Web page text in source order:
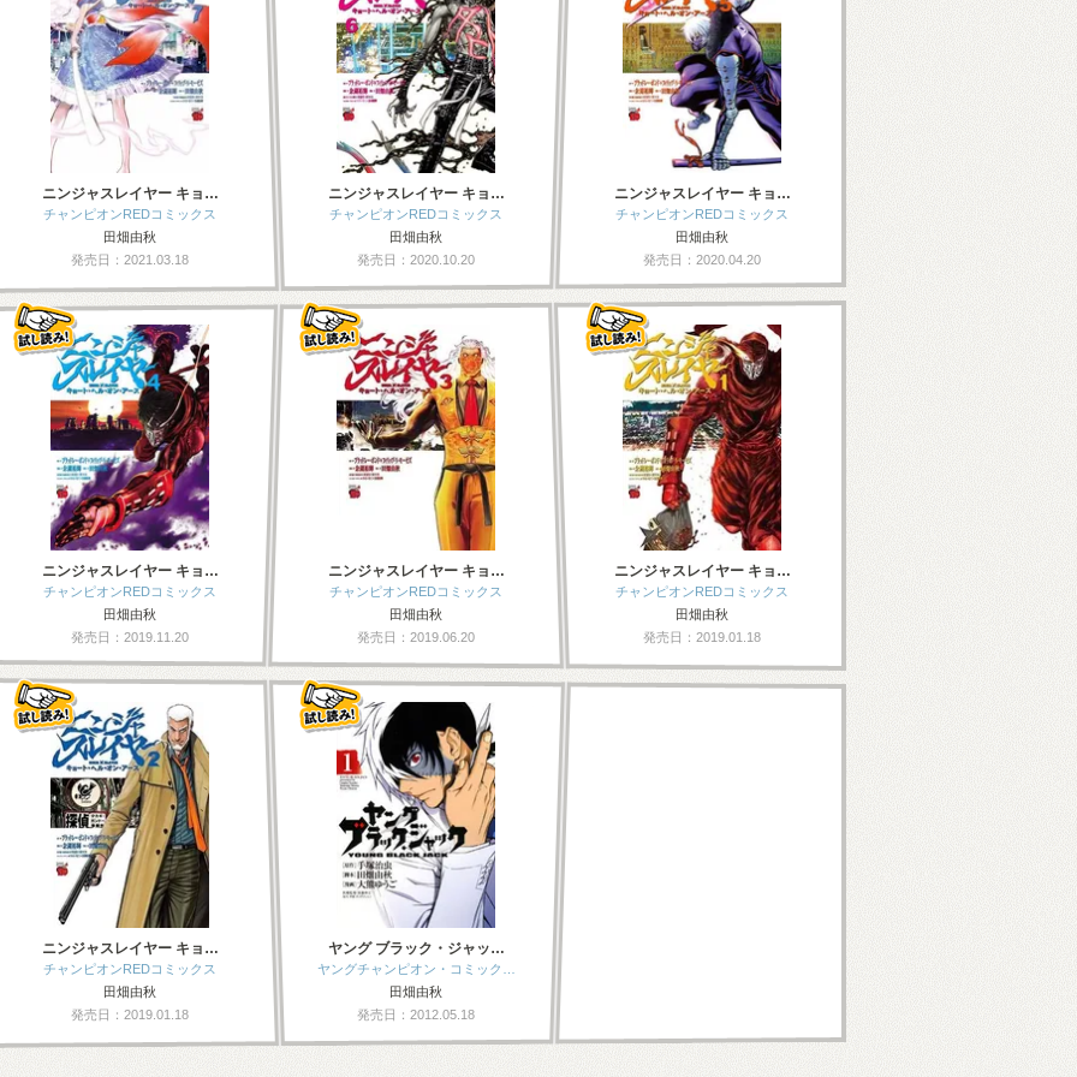
ニンジャスレイヤー キョ…
チャンピオンREDコミックス
田畑由秋
発売日：2021.03.18
ニンジャスレイヤー キョ…
チャンピオンREDコミックス
田畑由秋
発売日：2020.10.20
ニンジャスレイヤー キョ…
チャンピオンREDコミックス
田畑由秋
発売日：2020.04.20
ニンジャスレイヤー キョ…
チャンピオンREDコミックス
田畑由秋
発売日：2019.11.20
ニンジャスレイヤー キョ…
チャンピオンREDコミックス
田畑由秋
発売日：2019.06.20
ニンジャスレイヤー キョ…
チャンピオンREDコミックス
田畑由秋
発売日：2019.01.18
ニンジャスレイヤー キョ…
チャンピオンREDコミックス
田畑由秋
発売日：2019.01.18
ヤング ブラック・ジャッ…
ヤングチャンピオン・コミック…
田畑由秋
発売日：2012.05.18